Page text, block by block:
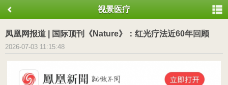
视景医疗
凤凰网报道 | 国际顶刊《Nature》：红光疗法近60年回顾
2026-07-03 11:15:48